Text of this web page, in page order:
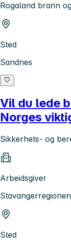
Rogaland brann
Sted
Sandnes
Vil du lede
Norges
Sikkerhets- og
Arbeidsgiver
Sted